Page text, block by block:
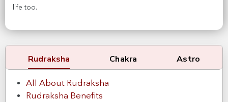
life too.
Rudraksha Chakra Astro
All About Rudraksha
Rudraksha Benefits